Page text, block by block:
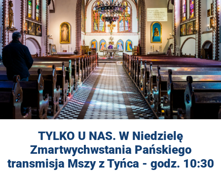
TYLKO U NAS. W Niedzielę
Zmartwychwstania Pańskiego
transmisja Mszy z Tyńca - godz. 10:30